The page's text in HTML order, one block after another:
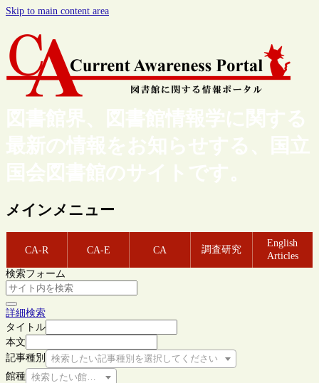
Skip to main content area
図書館界、図書館情報学に関する
最新の情報をお知らせする、国立
国会図書館のサイトです。
メインメニュー
CA-R CA-E CA 調査研究
English
Articles
検索フォーム
詳細検索
タイトル
本文
記事種別
検索したい記事種別を選択してください
館種 検索したい館種を選択してください